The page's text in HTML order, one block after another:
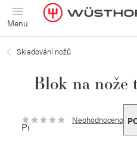
Přejít
na
obsah
Skladování nožů
Blok na nože
Průměrné
hodnocení
Neohodnoceno